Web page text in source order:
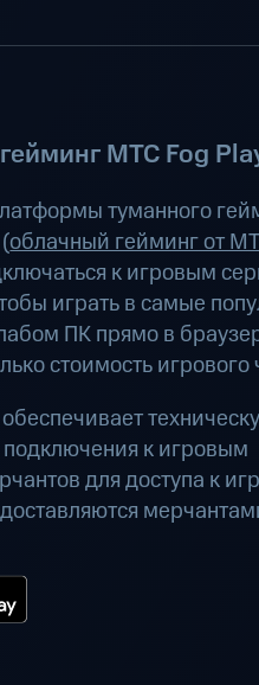
МТС Fog
туманного
облачный гейминг от
к игровым
играть в самые
ПК прямо в
стоимость игрового
к игровым
для доступа к